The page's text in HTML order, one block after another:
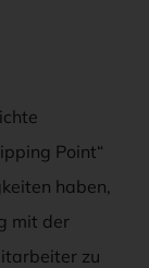
Point“
haben,
mit der
zu